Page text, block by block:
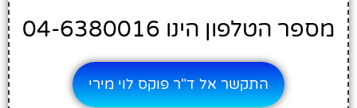
מספר הטלפון הינו 04-6380016
התקשר אל ד"ר פוקס לוי מירי